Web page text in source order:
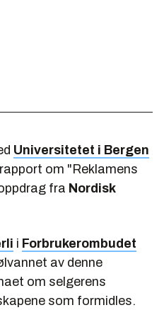
Universitetet i Bergen
om "Reklamens
fra Nordisk
i Forbrukerombudet
av denne
om selgerens
som formidles.